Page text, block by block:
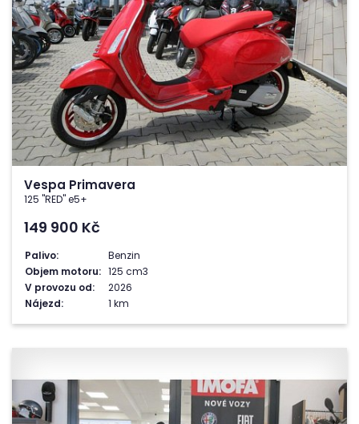
Vespa Primavera
125 "RED" e5+
149 900 Kč
Palivo:
Benzin
Objem motoru: 125 cm3
V provozu od:
2026
Nájezd:
1 km